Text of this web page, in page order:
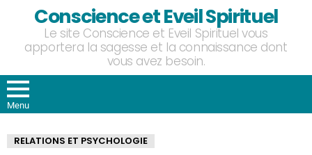
Conscience et Eveil Spirituel
Le site Conscience et Eveil Spirituel vous
apportera la sagesse et la connaissance dont
vous avez besoin.
Menu
RELATIONS ET PSYCHOLOGIE